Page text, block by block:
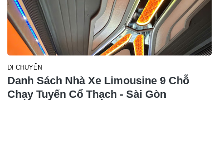
DI CHUYỂN
Danh Sách Nhà Xe Limousine 9 Chỗ
Chạy Tuyến Cổ Thạch - Sài Gòn